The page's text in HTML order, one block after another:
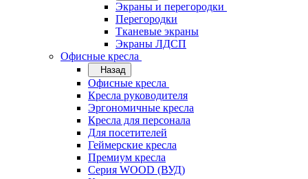
Экраны и перегородки
Перегородки
Тканевые экраны
Экраны ЛДСП
Офисные кресла
Назад
Офисные кресла
Кресла руководителя
Эргономичные кресла
Кресла для персонала
Для посетителей
Геймерские кресла
Премиум кресла
Серия WOOD (ВУД)